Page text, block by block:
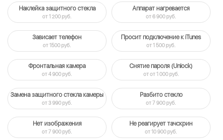
Наклейка защитного стекла
от 1 200 руб.
Аппарат нагревается
от 6 900 руб.
Зависает телефон
от 1500 руб.
Просит подключение к iTunes
от 1 500 руб.
Фронтальная камера
от 4 900 руб.
Снятие пароля (Unlock)
от от 1 000 руб.
Замена защитного стекла камеры
от 3 990 руб.
Разбито стекло
от 7 900 руб.
Нет изображения
от 7 900 руб.
Не реагирует тачскрин
от 10 900 руб.